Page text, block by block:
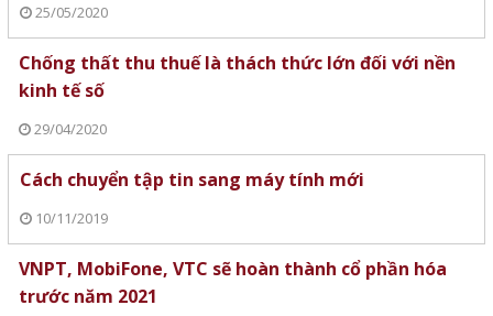
25/05/2020
Chống thất thu thuế là thách thức lớn đối với nền
kinh tế số
29/04/2020
Cách chuyển tập tin sang máy tính mới
10/11/2019
VNPT, MobiFone, VTC sẽ hoàn thành cổ phần hóa
trước năm 2021